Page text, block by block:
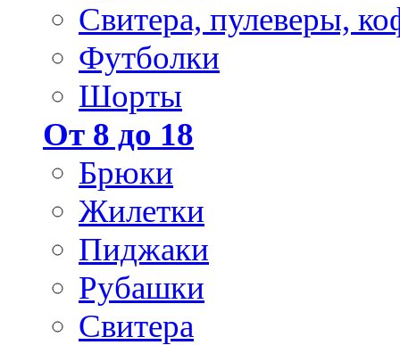
Свитера, пулеверы,
Футболки
Шорты
От 8 до 18
Брюки
Жилетки
Пиджаки
Рубашки
Свитера